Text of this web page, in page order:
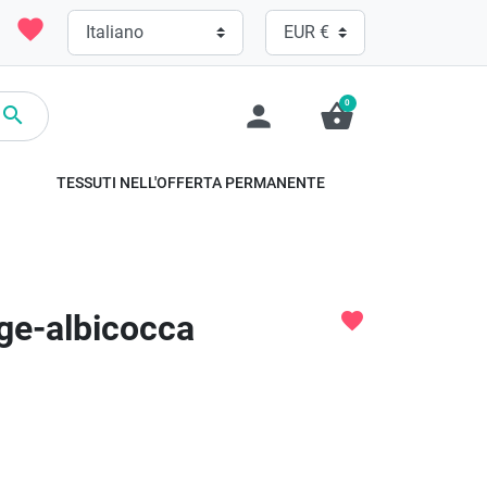
favorite
 person shopping_basket
0
TESSUTI NELL'OFFERTA PERMANENTE
albicocca favorite